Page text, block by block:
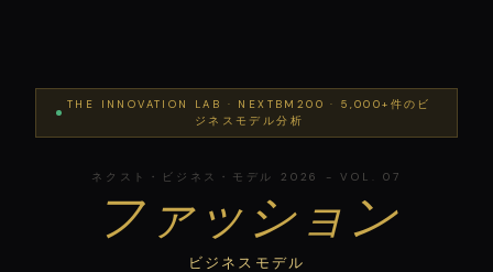
THE INNOVATION LAB · NEXTBM200 · 5,000+件のビ
ジネスモデル分析
ネクスト・ビジネス・モデル 2026 - VOL. 07
ファッション
ビジネスモデル